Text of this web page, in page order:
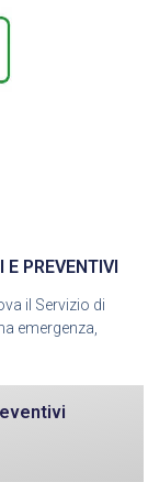
PREVENTIVI
il Servizio di
emergenza,